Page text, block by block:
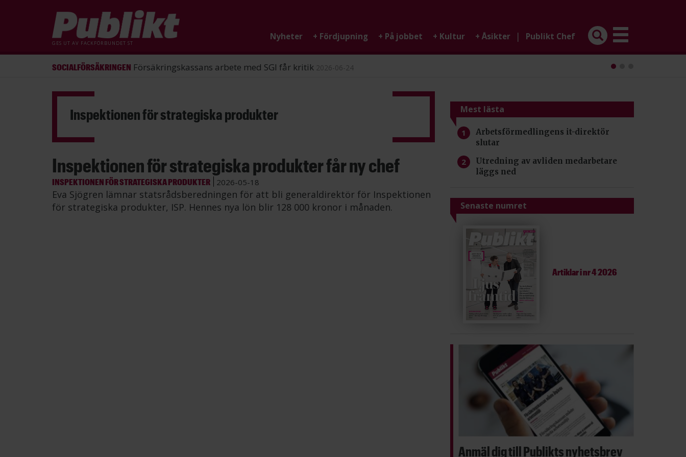
GES UT AV FACKFÖRBUNDET ST
Nyheter + Fördjupning + På jobbet + Kultur + Åsikter | Publikt Chef
ARBETSRÄTT ST förlorade mål mot Energimyndigheten 2026-06-25
Inspektionen för strategiska produkter
Inspektionen för strategiska produkter får ny chef
INSPEKTIONEN FÖR STRATEGISKA PRODUKTER 2026-05-18
Eva Sjögren lämnar statsrådsberedningen för att bli generaldirektör för Inspektionen
för strategiska produkter, ISP. Hennes nya lön blir 128 000 kronor i månaden.
Mest lästa
Arbetsförmedlingens it-direktör
slutar
Utredning av avliden medarbetare
läggs ned
Senaste numret
Artiklar inr 4 2026
Anmäl dig till Publikts nyhetsbrev